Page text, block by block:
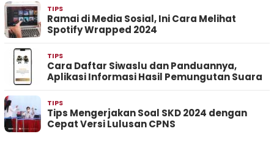
TIPS
Ramai di Media Sosial, Ini Cara Melihat
Spotify Wrapped 2024
TIPS
Cara Daftar Siwaslu dan Panduannya,
Aplikasi Informasi Hasil Pemungutan Suara
TIPS
Tips Mengerjakan Soal SKD 2024 dengan
Cepat Versi Lulusan CPNS